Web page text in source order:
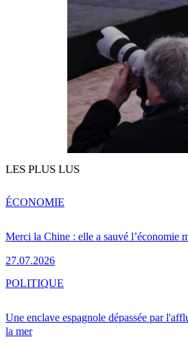
LES PLUS LUS
Merci la Chine : elle a sauvé l’économie
27.07.2026
ÉCONOMIE
Une enclave espagnole dépassée par
la mer
POLITIQUE